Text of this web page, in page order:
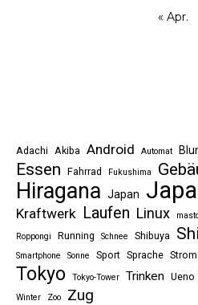
« Apr.
Adachi Akiba Android Automat
Essen Fahrrad Fukushima
Hiragana Japan
Kraftwerk Laufen Linux
Roppongi
Running Schnee Shibuya
Smartphone Sonne Sport Sprache Strom
Tokyo Tokyo-Tower Trinken Ueno
Winter Zoo Zug